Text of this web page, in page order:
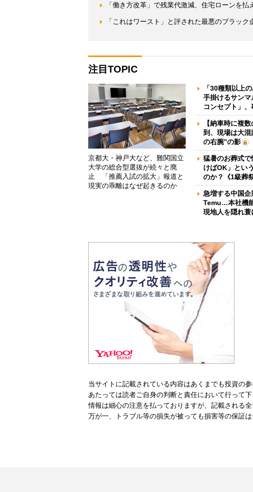
「働き方改革」で残業代激減、住宅ローンを払
「これはワースト」と評された最悪のブラック
注目TOPIC
京都大・神戸大など、難関国立
大学の総合型選抜が続々と廃
止 「推薦入試の拡大」報道と
現実の乖離はなぜ起きるのか
「30種類以上
手掛けるサン
コンセプト」
【納車時に複
到、現場は大
の右腕”の影
猛暑のお葬式
けばOK」とい
のか？《1級葬
急増する中国
Temu…本社機
現地人を隠れ
当サイトに記載されている内容はあくまでも投資の
あたっては読者ご自身の判断と責任において行って
情報は細心の注意を払っておりますが、記載される
万が一、トラブル等の損失が被っても損害等の保証